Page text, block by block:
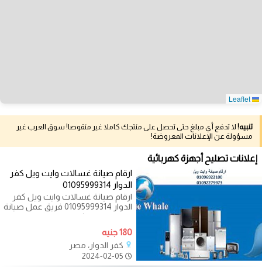
تنبيه! لا تدفع أي مبلغ حتى تحصل على منتجك كاملا غير منقوصا! سوق العرب غير
مسؤولة عن الإعلانات المعروضة!
إعلانات تصليح أجهزة كهربائية
ارقام صيانة غسالات وايت ويل كفر
الدوار 01095999314
ارقام صيانة غسالات وايت ويل كفر
الدوار 01095999314 فريق عمل صيانة
وايت ويل فى كفر الدوار يوجد فريق
دعم
180 جنيه
كفر الدوار، مصر